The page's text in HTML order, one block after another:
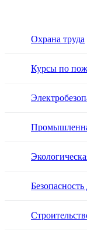
Охрана труда
Курсы по